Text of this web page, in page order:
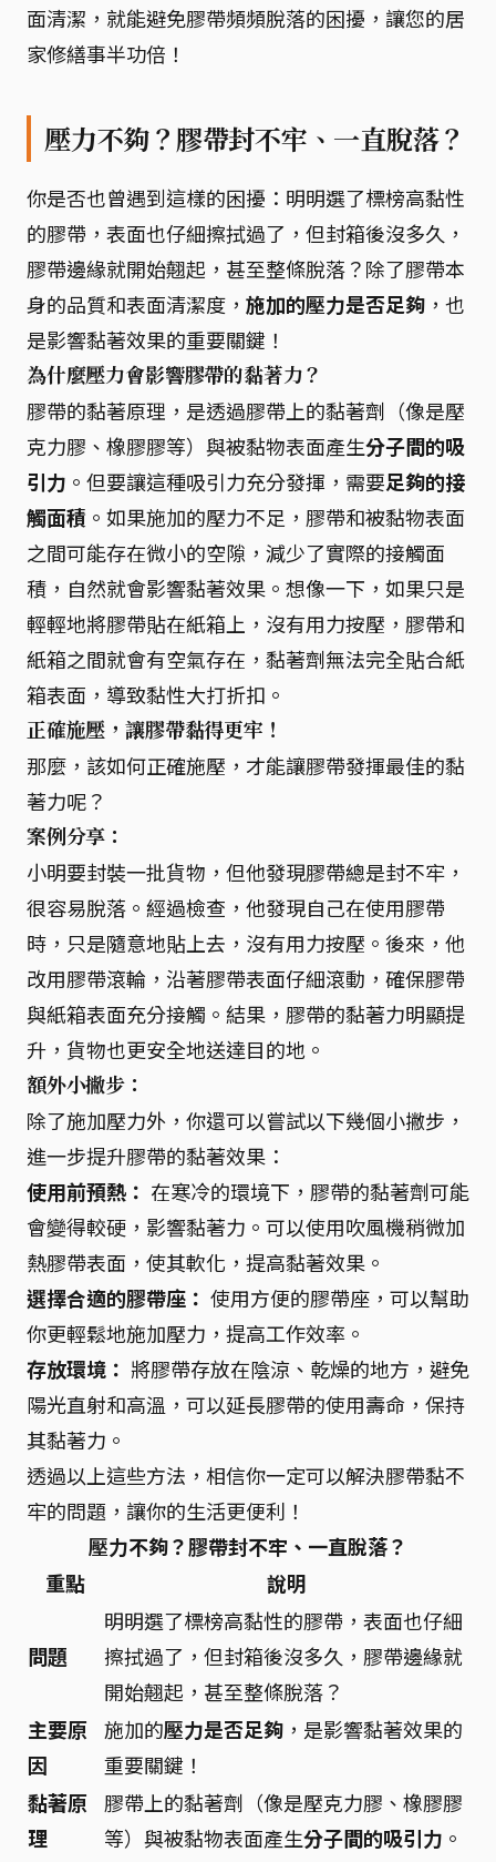
面清潔，就能避免膠帶頻頻脫落的困擾，讓您的居
家修繕事半功倍！
壓力不夠？膠帶封不牢、一直脫落？
你是否也曾遇到這樣的困擾：明明選了標榜高黏性
的膠帶，表面也仔細擦拭過了，但封箱後沒多久，
膠帶邊緣就開始翹起，甚至整條脫落？除了膠帶本
身的品質和表面清潔度， 施加的壓力是否足夠 ，也
是影響黏著效果的重要關鍵！
為什麼壓力會影響膠帶的黏著力？
膠帶的黏著原理，是透過膠帶上的黏著劑（像是壓
克力膠、橡膠膠等）與被黏物表面產生分子間的吸
引力 。但要讓這種吸引力充分發揮，需要足夠的接
觸面積 。如果施加的壓力不足，膠帶和被黏物表面
之間可能存在微小的空隙，減少了實際的接觸面
積，自然就會影響黏著效果。想像一下，如果只是
輕輕地將膠帶貼在紙箱上，沒有用力按壓，膠帶和
紙箱之間就會有空氣存在，黏著劑無法完全貼合紙
箱表面，導致黏性大打折扣。
正確施壓，讓膠帶黏得更牢！
那麼，該如何正確施壓，才能讓膠帶發揮最佳的黏
著力呢？
案例分享：
小明要封裝一批貨物，但他發現膠帶總是封不牢，
很容易脫落。經過檢查，他發現自己在使用膠帶
時，只是隨意地貼上去，沒有用力按壓。後來，他
改用膠帶滾輪，沿著膠帶表面仔細滾動，確保膠帶
與紙箱表面充分接觸。結果，膠帶的黏著力明顯提
升，貨物也更安全地送達目的地。
額外小撇步：
除了施加壓力外，你還可以嘗試以下幾個小撇步，
進一步提升膠帶的黏著效果：
使用前預熱： 在寒冷的環境下，膠帶的黏著劑可能
會變得較硬，影響黏著力。可以使用吹風機稍微加
熱膠帶表面，使其軟化，提高黏著效果。
選擇合適的膠帶座： 使用方便的膠帶座，可以幫助
你更輕鬆地施加壓力，提高工作效率。
存放環境： 將膠帶存放在陰涼、乾燥的地方，避免
陽光直射和高溫，可以延長膠帶的使用壽命，保持
其黏著力。
透過以上這些方法，相信你一定可以解決膠帶黏不
牢的問題，讓你的生活更便利！
壓力不夠？膠帶封不牢、一直脫落？
重點
說明
問題
明明選了標榜高黏性的膠帶，表面也仔細
擦拭過了，但封箱後沒多久，膠帶邊緣就
開始翹起，甚至整條脫落？
主要原
因
施加的壓力是否足夠 ，是影響黏著效果的
重要關鍵！
黏著原
理
膠帶上的黏著劑（像是壓克力膠、橡膠膠
等）與被黏物表面產生分子間的吸引力 。